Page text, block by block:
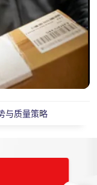
与质量策略